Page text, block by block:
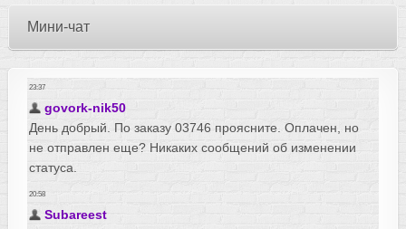
Мини-чат